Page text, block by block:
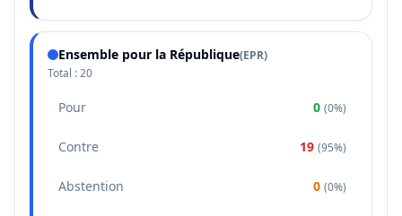
Ensemble pour la République(EPR)
Total :20
Pour 0 (0%)
Contre 19 (95%)
Abstention 0 (0%)